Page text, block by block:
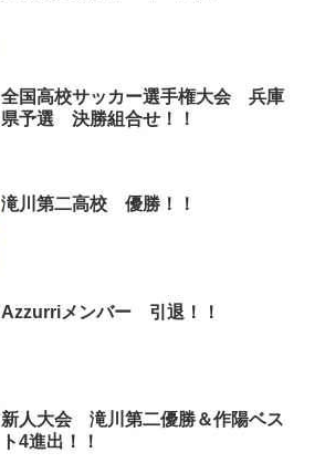
全国高校サッカー選手権大会 兵庫
県予選 決勝組合せ！！
滝川第二高校 優勝！！
Azzurriメンバー 引退！！
新人大会 滝川第二優勝＆作陽ベス
ト4進出！！